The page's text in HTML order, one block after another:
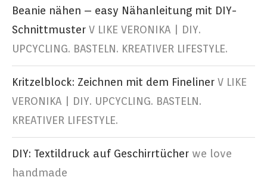
Beanie nähen – easy Nähanleitung mit DIY-
Schnittmuster V LIKE VERONIKA | DIY.
UPCYCLING. BASTELN. KREATIVER LIFESTYLE.
Kritzelblock: Zeichnen mit dem Fineliner V LIKE
VERONIKA | DIY. UPCYCLING. BASTELN.
KREATIVER LIFESTYLE.
DIY: Textildruck auf Geschirrtücher we love
handmade